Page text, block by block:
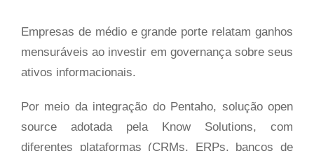
Empresas de médio e grande porte relatam ganhos
mensuráveis ao investir em governança sobre seus
ativos informacionais.
Por meio da integração do Pentaho, solução open
source adotada pela Know Solutions, com
diferentes plataformas (CRMs, ERPs, bancos de